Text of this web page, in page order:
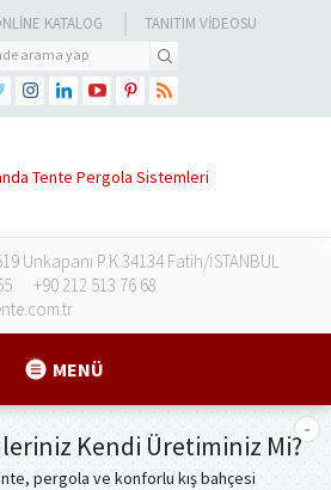
KATALOG TANITIM VIDEOSU
Unkapanı P.K.34134 Fatih/İSTANBUL
+90 212 513 76 68
MENÜ
Kendi Üretiminiz Mi?
pergola ve konforlu kış bahçesi